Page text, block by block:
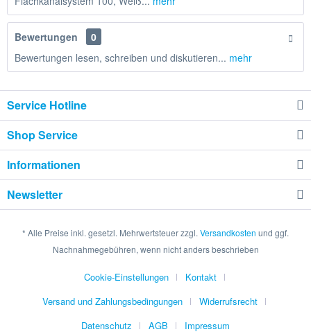
Bewertungen
0
Bewertungen lesen, schreiben und diskutieren... mehr
Service Hotline
Shop Service
Informationen
Newsletter
* Alle Preise inkl. gesetzl. Mehrwertsteuer zzgl. Versandkosten und ggf.
Nachnahmegebühren, wenn nicht anders beschrieben
Cookie-Einstellungen
Kontakt
Versand und Zahlungsbedingungen
Widerrufsrecht
Datenschutz
AGB Impressum